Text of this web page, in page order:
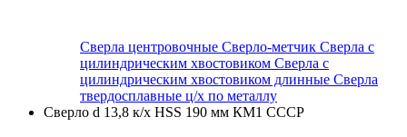
Сверла центровочные Сверло-метчик Сверла с
цилиндрическим хвостовиком Сверла с
цилиндрическим хвостовиком длинные Сверла
твердосплавные ц/х по металлу
Сверло d 13,8 к/х HSS 190 мм КМ1 СССР